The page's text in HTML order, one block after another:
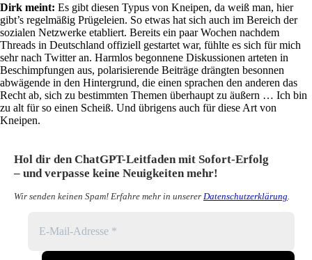
Dirk meint: Es gibt diesen Typus von Kneipen, da weiß man, hier
gibt’s regelmäßig Prügeleien. So etwas hat sich auch im Bereich der
sozialen Netzwerke etabliert. Bereits ein paar Wochen nachdem
Threads in Deutschland offiziell gestartet war, fühlte es sich für mich
sehr nach Twitter an. Harmlos begonnene Diskussionen arteten in
Beschimpfungen aus, polarisierende Beiträge drängten besonnen
abwägende in den Hintergrund, die einen sprachen den anderen das
Recht ab, sich zu bestimmten Themen überhaupt zu äußern … Ich bin
zu alt für so einen Scheiß. Und übrigens auch für diese Art von
Kneipen.
Hol dir den ChatGPT-Leitfaden mit Sofort-Erfolg
– und verpasse keine Neuigkeiten mehr!
Wir senden keinen Spam! Erfahre mehr in unserer Datenschutzerklärung